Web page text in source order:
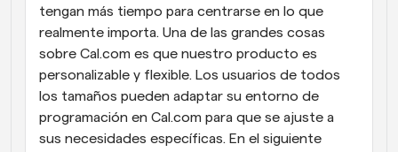
Enlaces de Grupo Dinámico
Reserva reuniones de forma fluida con varias personas
Webhooks
Recibe notificaciones cuando ocurra algo
tengan más tiempo para centrarse en lo que
realmente importa. Una de las grandes cosas
sobre Cal.com es que nuestro producto es
personalizable y flexible. Los usuarios de todos
los tamaños pueden adaptar su entorno de
programación en Cal.com para que se ajuste a
sus necesidades específicas. En el siguiente